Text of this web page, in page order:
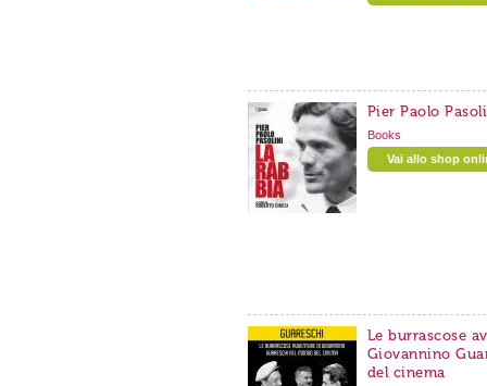
Pier Paolo
Books
Vai allo shop
Le burrascose
Giovannino
del cinema